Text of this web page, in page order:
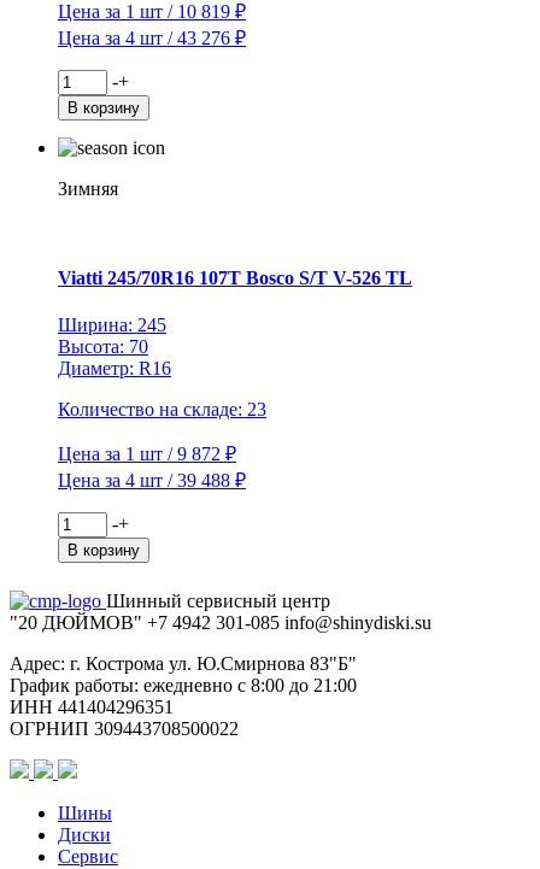
Цена за 1 шт / 10 819 ₽
Цена за 4 шт / 43 276 ₽
Количество
товара
Viatti
265/60R18
Bosco
TL
-+
В корзину
Зимняя
Viatti 245/70R16 107T Bosco S/T V-526 TL
Ширина: 245
Высота: 70
Диаметр: R16
Количество на складе: 23
Цена за 1 шт / 9 872 ₽
Цена за 4 шт / 39 488 ₽
Количество
товара
Viatti
107T
Bosco
V-
526
TL
-+
В корзину
Шинный сервисный центр
"20 ДЮЙМОВ" +7 4942 301-085 info@shinydiski.su
Адрес: г. Кострома ул. Ю.Смирнова 83"Б"
График работы: ежедневно с 8:00 до 21:00
ИНН 441404296351
ОГРНИП 309443708500022
Шины
Диски
Сервис